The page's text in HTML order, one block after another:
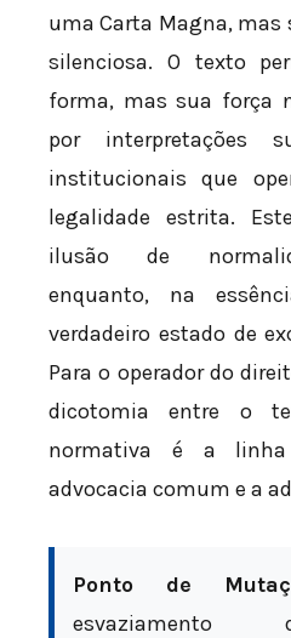
uma Carta Magna, mas
silenciosa. O texto
forma, mas sua força
por interpretações
institucionais que
legalidade estrita.
ilusão de
enquanto, na
verdadeiro estado de
Para o operador do
dicotomia entre o
normativa é a
advocacia comum e a
Ponto de
esvaziamento